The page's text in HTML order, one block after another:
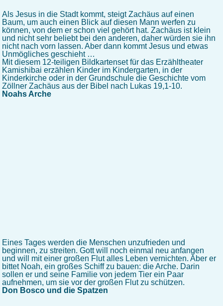
Als Jesus in die Stadt kommt, steigt Zachäus auf einen
Baum, um auch einen Blick auf diesen Mann werfen zu
können, von dem er schon viel gehört hat. Zachäus ist klein
und nicht sehr beliebt bei den anderen, daher würden sie ihn
nicht nach vorn lassen. Aber dann kommt Jesus und etwas
Unmögliches geschieht …
Mit diesem 12-teiligen Bildkartenset für das Erzähltheater
Kamishibai erzählen Kinder im Kindergarten, in der
Kinderkirche oder in der Grundschule die Geschichte vom
Zöllner Zachäus aus der Bibel nach Lukas 19,1-10.
Noahs Arche
Eines Tages werden die Menschen unzufrieden und
beginnen, zu streiten. Gott will noch einmal neu anfangen
und will mit einer großen Flut alles Leben vernichten. Aber er
bittet Noah, ein großes Schiff zu bauen: die Arche. Darin
sollen er und seine Familie von jedem Tier ein Paar
aufnehmen, um sie vor der großen Flut zu schützen.
Don Bosco und die Spatzen